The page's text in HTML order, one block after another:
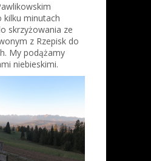
kilku minutach
skrzyżowania ze
z Rzepisk do
My podążamy
niebieskimi.